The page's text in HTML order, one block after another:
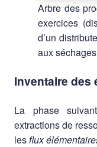
Arbre des
exercices
d’un
aux
Inventaire des
La phase
extractions de
lesflux